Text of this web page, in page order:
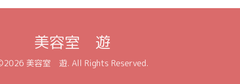
美容室 遊
美容室 遊. All Rights Reserved.